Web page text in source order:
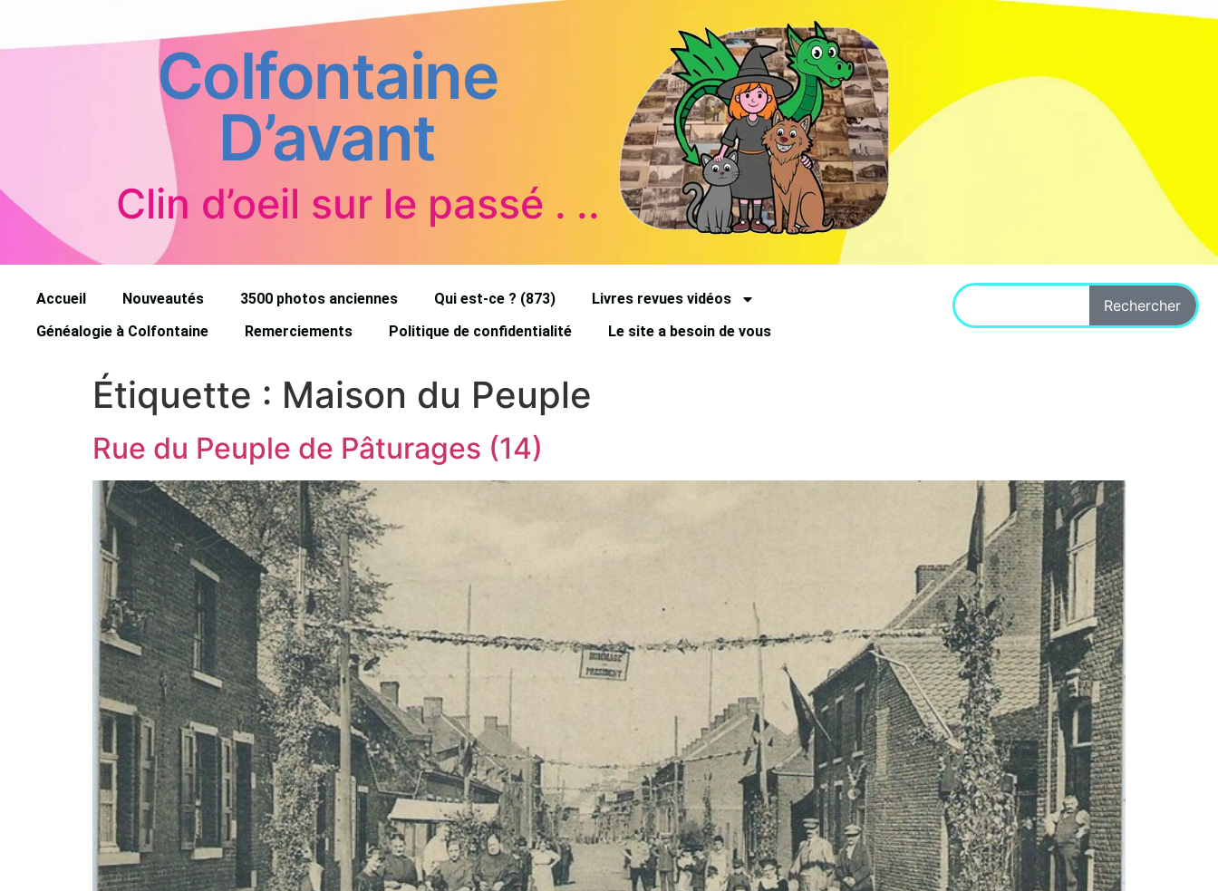
Colfontaine
D’avant
Clin d’oeil sur le passé . ..
Accueil Nouveautés 3500 photos anciennes Qui est-ce ? (873)
Livres revues vidéos
Généalogie à Colfontaine
Remerciements Politique de confidentialité Le site a besoin de vous
Rechercher
Étiquette : Maison du Peuple
Rue du Peuple de Pâturages (14)